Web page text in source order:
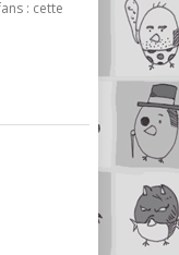
: cette